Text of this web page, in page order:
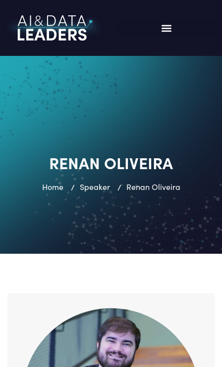
RENAN OLIVEIRA
Home / Speaker / Renan Oliveira